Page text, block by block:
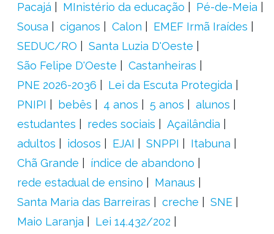
Pacajá
MInistério da educação
Pé-de-Meia
Sousa
ciganos Calon
EMEF Irmã Iraídes
SEDUC/RO
Santa Luzia D'Oeste
São Felipe D'Oeste
Castanheiras
PNE 2026-2036
Lei da Escuta Protegida
PNIPI
bebês 4 anos 5 anos
alunos
estudantes
redes sociais
Açailândia
adultos
idosos EJAI SNPPI
Itabuna
Chã Grande
índice de abandono
rede estadual de ensino
Manaus
Santa Maria das Barreiras
creche
SNE
Maio Laranja
Lei 14.432/202